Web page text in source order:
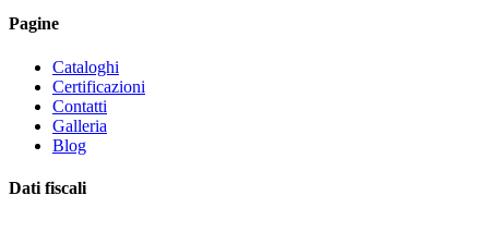
Pagine
Cataloghi
Certificazioni
Contatti
Galleria
Blog
Dati fiscali